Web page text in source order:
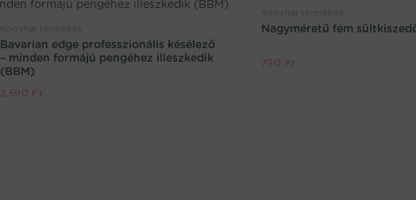
Bavarian edge professzionális késélező
– minden formájú pengéhez illeszkedik
(BBM)
2.590 Ft
Nagyméretű fém
790 Ft